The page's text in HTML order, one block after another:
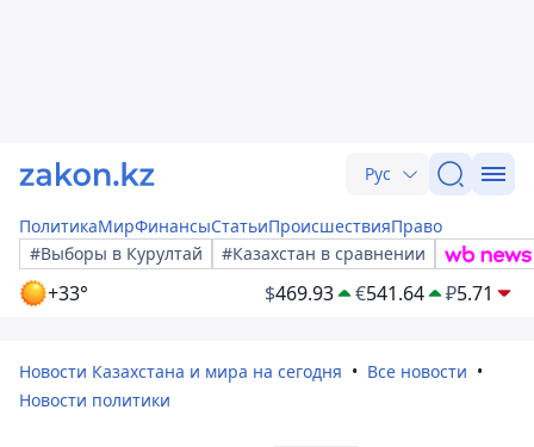
Рус
ПолитикаМирФинансыСтатьиПроисшествияПраво
#Выборы в Курултай
#Казахстан в сравнении
+33° $469.93 €541.64 ₽5.71
Новости Казахстана и мира на сегодня
Все новости
Новости политики